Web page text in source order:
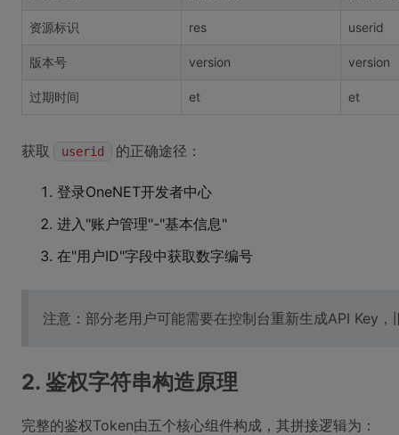
资源标识 res userid
版本号 version version
过期时间 et et
获取 userid 的正确途径：
登录OneNET开发者中心
进入"账户管理"-"基本信息"
在"用户ID"字段中获取数字编号
注意：部分老用户可能需要在控制台重新生成API Key
2. 鉴权字符串构造原理
完整的鉴权Token由五个核心组件构成，其拼接逻辑为：